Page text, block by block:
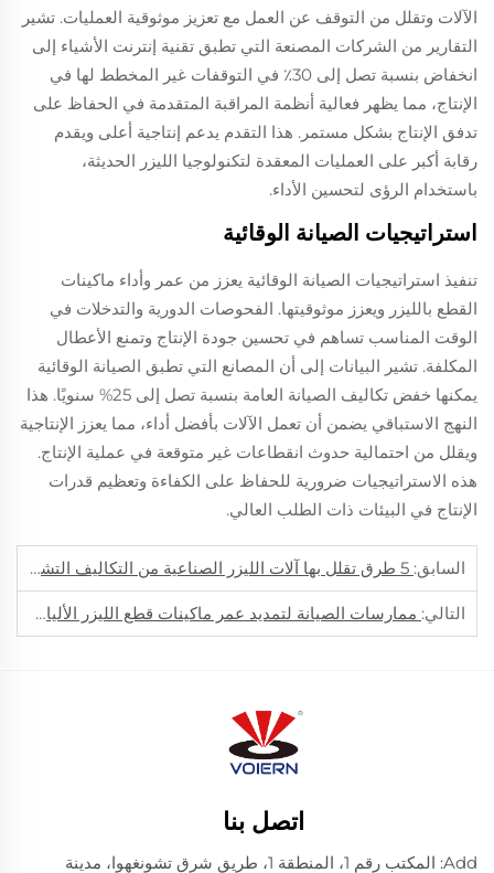
الآلات وتقلل من التوقف عن العمل مع تعزيز موثوقية العمليات. تشير
التقارير من الشركات المصنعة التي تطبق تقنية إنترنت الأشياء إلى
انخفاض بنسبة تصل إلى 30٪ في التوقفات غير المخطط لها في
الإنتاج، مما يظهر فعالية أنظمة المراقبة المتقدمة في الحفاظ على
تدفق الإنتاج بشكل مستمر. هذا التقدم يدعم إنتاجية أعلى ويقدم
رقابة أكبر على العمليات المعقدة لتكنولوجيا الليزر الحديثة،
باستخدام الرؤى لتحسين الأداء.
استراتيجيات الصيانة الوقائية
تنفيذ استراتيجيات الصيانة الوقائية يعزز من عمر وأداء ماكينات
القطع بالليزر ويعزز موثوقيتها. الفحوصات الدورية والتدخلات في
الوقت المناسب تساهم في تحسين جودة الإنتاج وتمنع الأعطال
المكلفة. تشير البيانات إلى أن المصانع التي تطبق الصيانة الوقائية
يمكنها خفض تكاليف الصيانة العامة بنسبة تصل إلى 25% سنويًا. هذا
النهج الاستباقي يضمن أن تعمل الآلات بأفضل أداء، مما يعزز الإنتاجية
ويقلل من احتمالية حدوث انقطاعات غير متوقعة في عملية الإنتاج.
هذه الاستراتيجيات ضرورية للحفاظ على الكفاءة وتعظيم قدرات
الإنتاج في البيئات ذات الطلب العالي.
السابق:
التالي: ممارسات الصيانة لتمديد عمر ماكينات قطع الليزر الأليافية
اتصل بنا
Add: المكتب رقم 1، المنطقة 1، طريق شرق تشونغهوا، مدينة